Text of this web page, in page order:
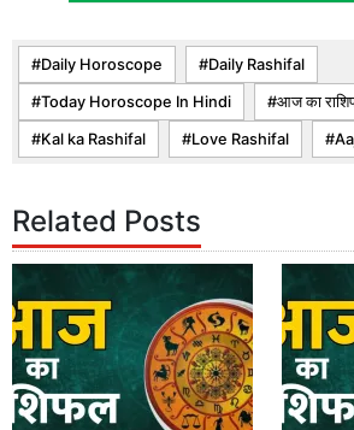
Daily Horoscope Daily Rashifal
Today Horoscope In Hindi आज का
Kal ka Rashifal Love Rashifal
Related Posts